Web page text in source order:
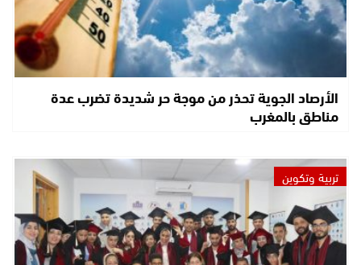
الأرصاد الجوية تحذر من موجة حر شديدة تضرب عدة
مناطق بالمغرب
تربية وتكوين